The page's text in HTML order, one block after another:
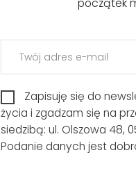
początek
Zapisuję się do
życia i zgadzam się na
siedzibą: ul. Olszowa 48,
Podanie danych jest